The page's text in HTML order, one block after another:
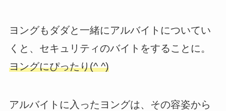
ヨングもダダと一緒にアルバイトについてい
くと、セキュリティのバイトをすることに。
ヨングにぴったり(^ ^)
アルバイトに入ったヨングは、その容姿から